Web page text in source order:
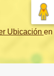
Ubicación en